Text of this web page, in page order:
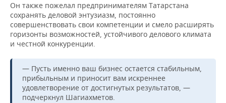
Он также пожелал предпринимателям Татарстана
сохранять деловой энтузиазм, постоянно
совершенствовать свои компетенции и смело расширять
горизонты возможностей, устойчивого делового климата
и честной конкуренции.
— Пусть именно ваш бизнес остается стабильным,
прибыльным и приносит вам искреннее
удовлетворение от достигнутых результатов, —
подчеркнул Шагиахметов.